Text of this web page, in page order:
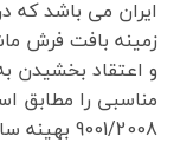
زمینه بافت فرش
و اعتقاد
9001/2008 بهینه سازی کرده است.